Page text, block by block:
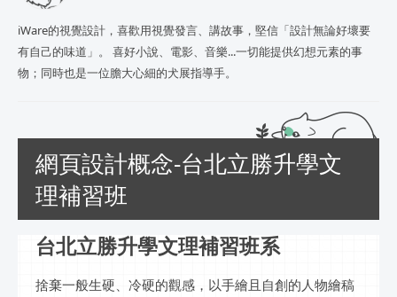
iWare的視覺設計，喜歡用視覺發言、講故事，堅信「設計無論好壞要
有自己的味道」。 喜好小說、電影、音樂...一切能提供幻想元素的事
物；同時也是一位膽大心細的犬展指導手。
網頁設計概念-台北立勝升學文
理補習班
台北立勝升學文理補習班系
捨棄一般生硬、冷硬的觀感，以手繪且自創的人物繪稿